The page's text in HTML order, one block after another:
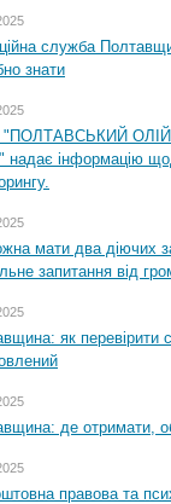
служба
знати
"ПОЛТАВСЬКИЙ
надає інформацію
мати два діючих
запитання від
як перевірити
де отримати,
правова та